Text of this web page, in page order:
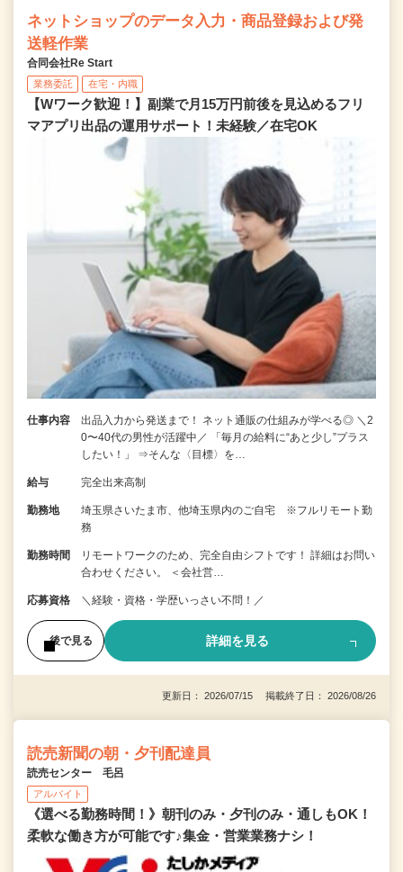
ネットショップのデータ入力・商品登録および発
送軽作業
合同会社Re Start
業務委託 在宅・内職
【Wワーク歓迎！】副業で月15万円前後を見込めるフリ
マアプリ出品の運用サポート！未経験／在宅OK
仕事内容
出品入力から発送まで！ ネット通販の仕組みが学べる◎ ＼2
0〜40代の男性が活躍中／ 「毎月の給料に“あと少し”プラス
したい！」 ⇒そんな〈目標〉を…
給与 完全出来高制
勤務地
埼玉県さいたま市、他埼玉県内のご自宅 ※フルリモート勤
務
勤務時間
リモートワークのため、完全自由シフトです！ 詳細はお問い
合わせください。 ＜会社営…
応募資格 ＼経験・資格・学歴いっさい不問！／
後で見る 詳細を見る
更新日： 2026/07/15 掲載終了日： 2026/08/26
読売新聞の朝・夕刊配達員
読売センター 毛呂
アルバイト
《選べる勤務時間！》朝刊のみ・夕刊のみ・通しもOK！
柔軟な働き方が可能です♪集金・営業業務ナシ！